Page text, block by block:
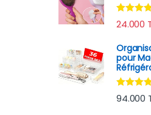
Note4.78
sur 5
24.000
pour
Note4.70
sur 5
94.000